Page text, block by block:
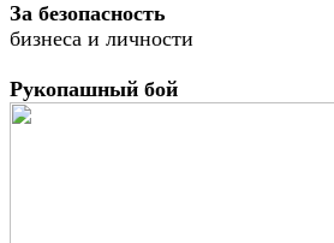
За безопасность
бизнеса и личности
Рукопашный бой